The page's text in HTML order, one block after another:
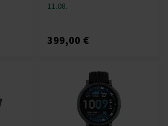
11.08.
399,00 €